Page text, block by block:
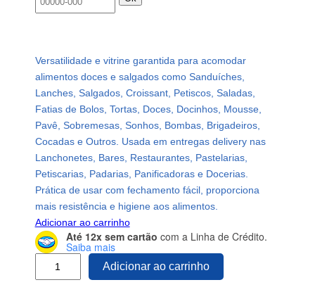
Versatilidade e vitrine garantida para acomodar
alimentos doces e salgados como Sanduíches,
Lanches, Salgados, Croissant, Petiscos, Saladas,
Fatias de Bolos, Tortas, Doces, Docinhos, Mousse,
Pavê, Sobremesas, Sonhos, Bombas, Brigadeiros,
Cocadas e Outros. Usada em entregas delivery nas
Lanchonetes, Bares, Restaurantes, Pastelarias,
Petiscarias, Padarias, Panificadoras e Docerias.
Prática de usar com fechamento fácil, proporciona
mais resistência e higiene aos alimentos.
Adicionar ao carrinho
Até 12x sem cartão com a Linha de Crédito.
Saiba mais
0
Adicionar ao carrinho